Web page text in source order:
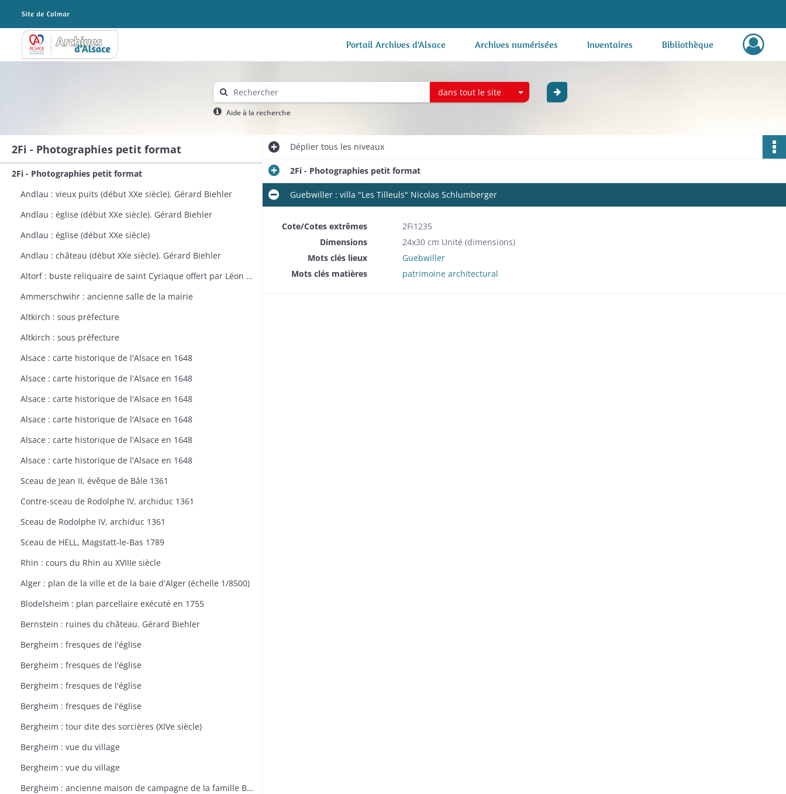
Archives Alsace - Colmar Portail Archives d'Alsace Archives numérisées Inventaires Bibliothèque
dans tout le site
Aide à la recherche
2Fi - Photographies petit format
2Fi - Photographies petit format
Andlau : vieux puits (début XXe siècle). Gérard Biehler
Andlau : église (début XXe siècle). Gérard Biehler
Andlau : église (début XXe siècle)
Andlau : château (début XXe siècle). Gérard Biehler
Altorf : buste reliquaire de saint Cyriaque offert par Léon IX à l'église d'Altorf
Ammerschwihr : ancienne salle de la mairie
Altkirch : sous préfecture
Altkirch : sous préfecture
Alsace : carte historique de l'Alsace en 1648
Alsace : carte historique de l'Alsace en 1648
Alsace : carte historique de l'Alsace en 1648
Alsace : carte historique de l'Alsace en 1648
Alsace : carte historique de l'Alsace en 1648
Alsace : carte historique de l'Alsace en 1648
Sceau de Jean II, évêque de Bâle 1361
Contre-sceau de Rodolphe IV, archiduc 1361
Sceau de Rodolphe IV, archiduc 1361
Sceau de HELL, Magstatt-le-Bas 1789
Rhin : cours du Rhin au XVIIIe siècle
Alger : plan de la ville et de la baie d'Alger (échelle 1/8500)
Blodelsheim : plan parcellaire exécuté en 1755
Bernstein : ruines du château. Gérard Biehler
Bergheim : fresques de l'église
Bergheim : fresques de l'église
Bergheim : fresques de l'église
Bergheim : fresques de l'église
Bergheim : tour dite des sorcières (XIVe siècle)
Bergheim : vue du village
Bergheim : vue du village
Bergheim : ancienne maison de campagne de la famille Bourste, actuellement hospice municipal
Dépliertous les niveaux
2Fi - Photographies petit format
Guebwiller : villa "Les Tilleuls" Nicolas Schlumberger
Cote/Cotes extrêmes
2Fi1235
Dimensions
24x30 cm Unité (dimensions)
Mots clés lieux
Guebwiller
Mots clés matières
patrimoine architectural